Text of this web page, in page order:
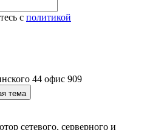
с политикой
44 офис 909
тема
сетевого, серверного и